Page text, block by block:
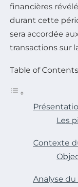
financières
durant cette
sera accordée
transactions sur
Table of Contents
Les
Contexte
Analyse